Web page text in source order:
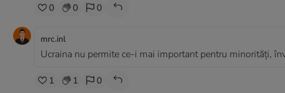
0 0 0
mrc.inl
Ucraina nu permite ce-i mai important pentru minorități,
1 1 0